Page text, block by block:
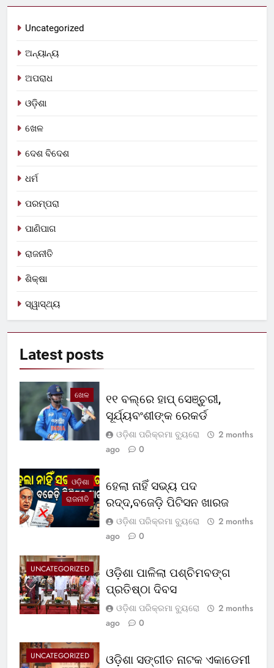
Uncategorized
ଅନ୍ୟାନ୍ୟ
ଅପରାଧ
ଓଡ଼ିଶା
ଖେଳ
ଦେଶ ବିଦେଶ
ଧର୍ମ
ପରମ୍ପରା
ପାଣିପାଗ
ରାଜନୀତି
ଶିକ୍ଷା
ସ୍ୱାସ୍ଥ୍ୟ
Latest posts
ଖେଳ
୧୧ ବଲ୍‌ରେ ହାପ୍ ସେଞ୍ଚୁରୀ,
ସୂର୍ଯ୍ୟବଂଶୀଙ୍କ ରେକର୍ଡ
ଓଡ଼ିଶା ପରିକ୍ରମା ବ୍ୟୁରୋ
2 months
ago
0
ଓଡ଼ିଶା
ରାଜନୀତି
ହେଲା ନାହିଁ ସଭ୍ୟ ପଦ
ରଦ୍ଦ,ବଜେଡ଼ି ପିଟିସନ ଖାରଜ
ଓଡ଼ିଶା ପରିକ୍ରମା ବ୍ୟୁରୋ
2 months
ago
0
UNCATEGORIZED
ଓଡ଼ିଶା ପାଳିଲା ପଶ୍ଚିମବଙ୍ଗ
ପ୍ରତିଷ୍ଠା ଦିବସ
ଓଡ଼ିଶା ପରିକ୍ରମା ବ୍ୟୁରୋ
2 months
ago
0
UNCATEGORIZED
ଓଡ଼ିଶା ସଙ୍ଗୀତ ନାଟକ ଏକାଡେମୀ